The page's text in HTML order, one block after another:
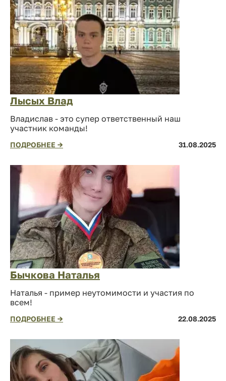
Лысых Влад
Владислав - это супер ответственный наш
участник команды!
ПОДРОБНЕЕ → 31.08.2025
Бычкова Наталья
Наталья - пример неутомимости и участия по
всем!
ПОДРОБНЕЕ → 22.08.2025